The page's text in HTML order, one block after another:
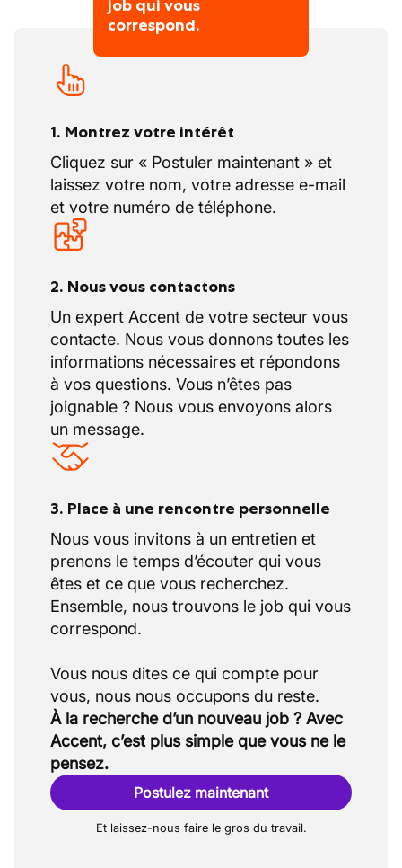
job qui vous
correspond.
1. Montrez votre intérêt
Cliquez sur « Postuler maintenant » et
laissez votre nom, votre adresse e-mail
et votre numéro de téléphone.
2. Nous vous contactons
Un expert Accent de votre secteur vous
contacte. Nous vous donnons toutes les
informations nécessaires et répondons
à vos questions. Vous n’êtes pas
joignable ? Nous vous envoyons alors
un message.
3. Place à une rencontre personnelle
Nous vous invitons à un entretien et
prenons le temps d’écouter qui vous
êtes et ce que vous recherchez.
Ensemble, nous trouvons le job qui vous
correspond.
Vous nous dites ce qui compte pour
À la recherche d’un nouveau job ? Avec
Accent, c’est plus simple que vous ne le
pensez.
Postulez maintenant
Et laissez-nous faire le gros du travail.